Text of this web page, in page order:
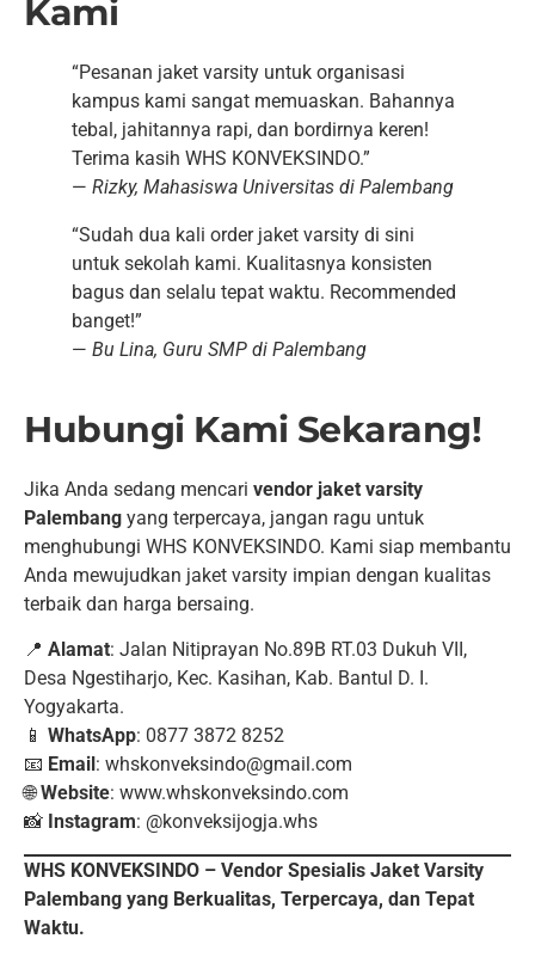
Kami
“Pesanan jaket varsity untuk organisasi
kampus kami sangat memuaskan. Bahannya
tebal, jahitannya rapi, dan bordirnya keren!
Terima kasih WHS KONVEKSINDO.”
— Rizky, Mahasiswa Universitas di Palembang
“Sudah dua kali order jaket varsity di sini
untuk sekolah kami. Kualitasnya konsisten
bagus dan selalu tepat waktu. Recommended
banget!”
— Bu Lina, Guru SMP di Palembang
Hubungi Kami Sekarang!
Jika Anda sedang mencari vendor jaket varsity
Palembang yang terpercaya, jangan ragu untuk
menghubungi WHS KONVEKSINDO. Kami siap membantu
Anda mewujudkan jaket varsity impian dengan kualitas
terbaik dan harga bersaing.
📍 Alamat: Jalan Nitiprayan No.89B RT.03 Dukuh VII,
Desa Ngestiharjo, Kec. Kasihan, Kab. Bantul D. I.
Yogyakarta.
📱 WhatsApp: 0877 3872 8252
📧 Email: whskonveksindo@gmail.com
🌐Website: www.whskonveksindo.com
📸 Instagram: @konveksijogja.whs
WHS KONVEKSINDO – Vendor Spesialis Jaket Varsity
Palembang yang Berkualitas, Terpercaya, dan Tepat
Waktu.